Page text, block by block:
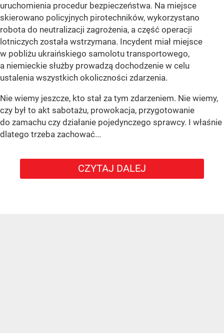
uruchomienia procedur bezpieczeństwa. Na miejsce
skierowano policyjnych pirotechników, wykorzystano
robota do neutralizacji zagrożenia, a część operacji
lotniczych została wstrzymana. Incydent miał miejsce
w pobliżu ukraińskiego samolotu transportowego,
a niemieckie służby prowadzą dochodzenie w celu
ustalenia wszystkich okoliczności zdarzenia.
Nie wiemy jeszcze, kto stał za tym zdarzeniem. Nie wiemy,
czy był to akt sabotażu, prowokacja, przygotowanie
do zamachu czy działanie pojedynczego sprawcy. I właśnie
dlatego trzeba zachować...
CZYTAJ DALEJ